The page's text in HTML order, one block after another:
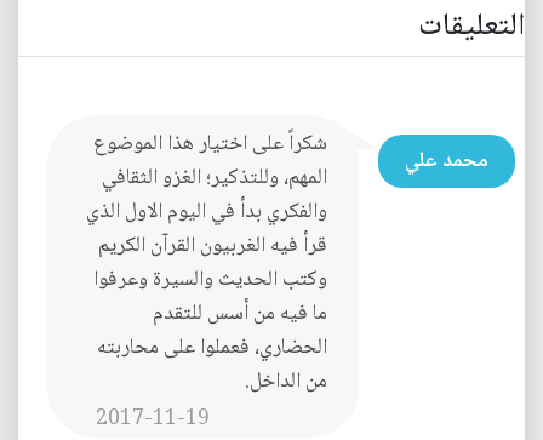
التعليقات
محمد علي
شكراً على اختيار هذا الموضوع
المهم، وللتذكير؛ الغزو الثقافي
والفكري بدأ في اليوم الاول الذي
قرأ فيه الغربيون القرآن الكريم
وكتب الحديث والسيرة وعرفوا
ما فيه من أسس للتقدم
الحضاري، فعملوا على محاربته
من الداخل.
2017-11-19